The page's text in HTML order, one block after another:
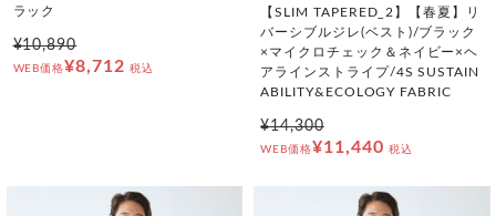
ラック
¥10,890
WEB価格¥8,712 税込
【SLIM TAPERED_2】【春夏】リ
バーシブルジレ(ベスト)/ブラック
×マイクロチェック＆ネイビー×ヘ
アラインストライプ/4S SUSTAIN
ABILITY&ECOLOGY FABRIC
¥14,300
WEB価格¥11,440 税込